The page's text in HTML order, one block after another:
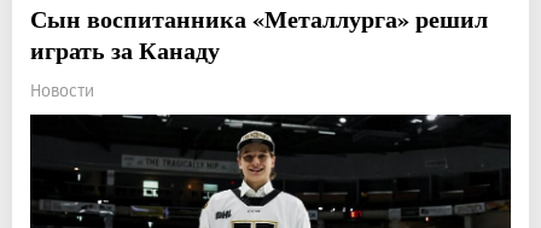
Сын воспитанника «Металлурга» решил
играть за Канаду
Новости